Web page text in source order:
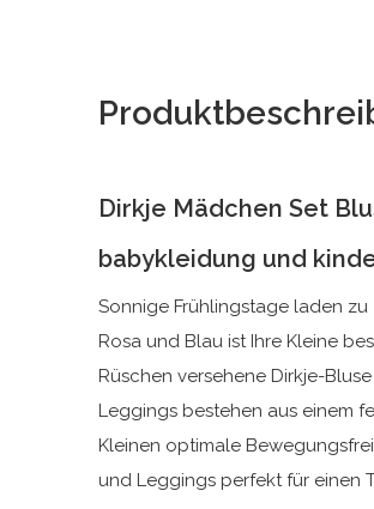
Dirkje Mädchen Set
babykleidung und
Sonnige Frühlingstage laden
Rosa und Blau ist Ihre Kleine
Rüschen versehene Dirkje-
Leggings bestehen aus einem
Kleinen optimale
und Leggings perfekt für einen